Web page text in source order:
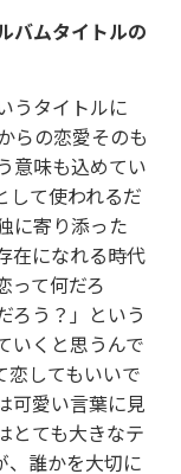
バムタイトルの
うタイトルに
らの恋愛そのも
意味も込めてい
して使われるだ
に寄り添った
在になれる時代
って何だろ
ろう？」という
いくと思うんで
恋してもいいで
可愛い言葉に見
とても大きなテ
、誰かを大切に